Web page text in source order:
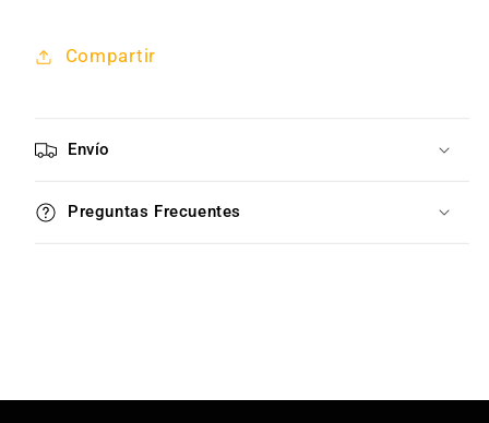
Compartir
Envío
Preguntas Frecuentes